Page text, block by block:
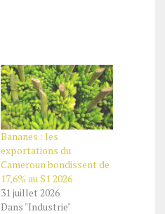
Bananes : les
exportations du
Cameroun bondissent de
17,6% au S1 2026
31 juillet 2026
Dans "Industrie"